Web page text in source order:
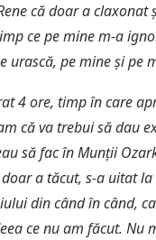
că doar a claxonat
ce pe mine m-a
urască, pe mine și pe
4 ore, timp în care
că va trebui să dau
să fac în Munții
a tăcut, s-a uitat
din când în când,
ce nu am făcut. Nu